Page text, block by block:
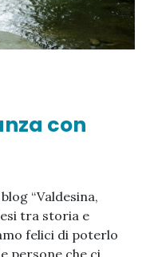
con
“Valdesina,
tra storia e
felici di poterlo